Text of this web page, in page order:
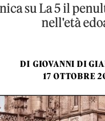
su La 5 il
nell'età
DI GIOVANNI DI
17 OTTOBRE